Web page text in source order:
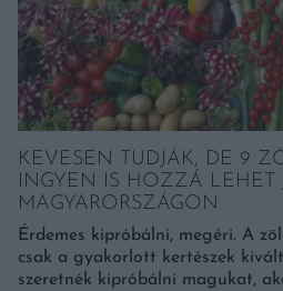
KEVESEN TUDJÁK, DE 9
INGYEN IS HOZZÁ LEHET
MAGYARORSZÁGON
Érdemes kipróbálni, megéri. A
csak a gyakorlott kertészek
szeretnék kipróbálni magukat,